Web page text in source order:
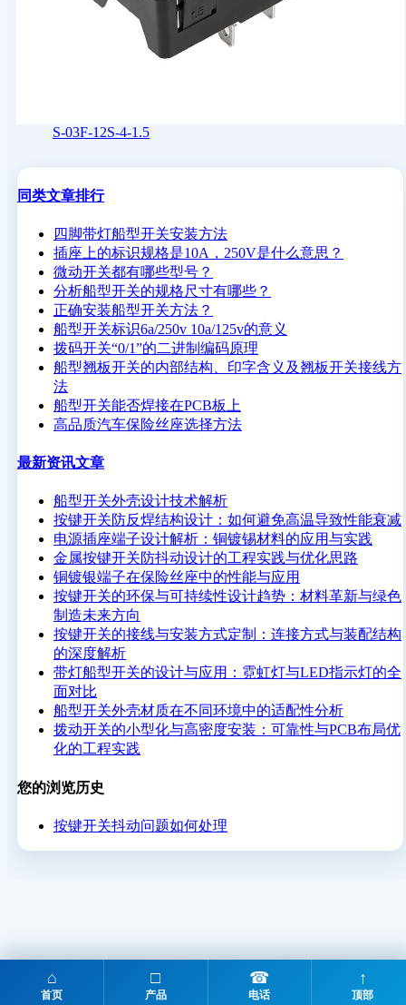
S-03F-12S-4-1.5
同类文章排行
四脚带灯船型开关安装方法
插座上的标识规格是10A，250V是什么意思？
微动开关都有哪些型号？
分析船型开关的规格尺寸有哪些？
正确安装船型开关方法？
船型开关标识6a/250v 10a/125v的意义
拨码开关“0/1”的二进制编码原理
船型翘板开关的内部结构、印字含义及翘板开关接线方
法
船型开关能否焊接在PCB板上
高品质汽车保险丝座选择方法
最新资讯文章
船型开关外壳设计技术解析
按键开关防反焊结构设计：如何避免高温导致性能衰减
电源插座端子设计解析：铜镀锡材料的应用与实践
金属按键开关防抖动设计的工程实践与优化思路
铜镀银端子在保险丝座中的性能与应用
按键开关的环保与可持续性设计趋势：材料革新与绿色
制造未来方向
按键开关的接线与安装方式定制：连接方式与装配结构
的深度解析
带灯船型开关的设计与应用：霓虹灯与LED指示灯的全
面对比
船型开关外壳材质在不同环境中的适配性分析
拨动开关的小型化与高密度安装：可靠性与PCB布局优
化的工程实践
您的浏览历史
按键开关抖动问题如何处理
⌂
首页
□
产品
☎
电话
↑
顶部